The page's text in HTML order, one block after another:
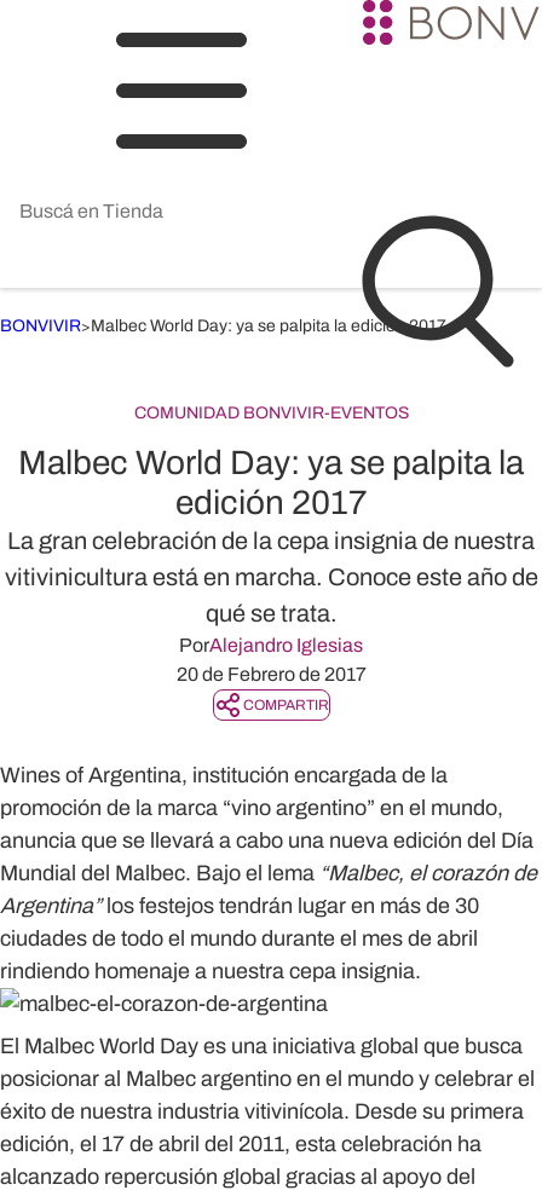
BONVIVIR>Malbec World Day: ya se palpita la edición 2017
COMUNIDAD BONVIVIR-EVENTOS
Malbec World Day: ya se palpita la
edición 2017
La gran celebración de la cepa insignia de nuestra
vitivinicultura está en marcha. Conoce este año de
qué se trata.
PorAlejandro Iglesias
20 de Febrero de 2017
COMPARTIR
Wines of Argentina, institución encargada de la
promoción de la marca “vino argentino” en el mundo,
anuncia que se llevará a cabo una nueva edición del Día
Mundial del Malbec. Bajo el lema “Malbec, el corazón de
Argentina”los festejos tendrán lugar en más de 30
ciudades de todo el mundo durante el mes de abril
rindiendo homenaje a nuestra cepa insignia.
El Malbec World Day es una iniciativa global que busca
posicionar al Malbec argentino en el mundo y celebrar el
éxito de nuestra industria vitivinícola. Desde su primera
edición, el 17 de abril del 2011, esta celebración ha
alcanzado repercusión global gracias al apoyo del